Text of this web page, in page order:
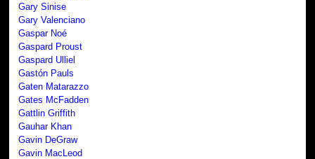
Gary Sinise
Gary Valenciano
Gaspar Noé
Gaspard Proust
Gaspard Ulliel
Gastón Pauls
Gaten Matarazzo
Gates McFadden
Gattlin Griffith
Gauhar Khan
Gavin DeGraw
Gavin MacLeod